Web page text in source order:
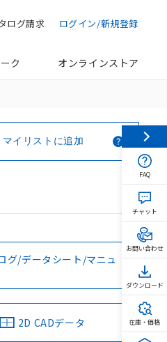
ログイン/新規登録
ログ請求
ク オンラインストア
マイリストに追加
グ/データシート/マニュ
2D CADデータ
FAQ
チャット
お問い合わせ
ダウンロード
在庫・価格